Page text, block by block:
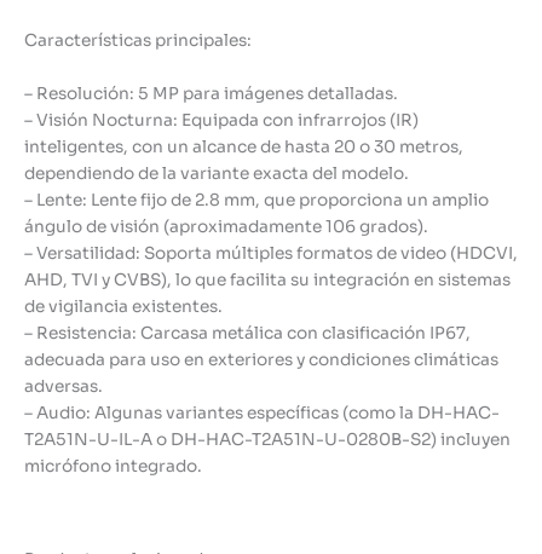
Características principales:
– Resolución: 5 MP para imágenes detalladas.
– Visión Nocturna: Equipada con infrarrojos (IR)
inteligentes, con un alcance de hasta 20 o 30 metros,
dependiendo de la variante exacta del modelo.
– Lente: Lente fijo de 2.8 mm, que proporciona un amplio
ángulo de visión (aproximadamente 106 grados).
– Versatilidad: Soporta múltiples formatos de video (HDCVI,
AHD, TVI y CVBS), lo que facilita su integración en sistemas
de vigilancia existentes.
– Resistencia: Carcasa metálica con clasificación IP67,
adecuada para uso en exteriores y condiciones climáticas
adversas.
– Audio: Algunas variantes específicas (como la DH-HAC-
T2A51N-U-IL-A o DH-HAC-T2A51N-U-0280B-S2) incluyen
micrófono integrado.